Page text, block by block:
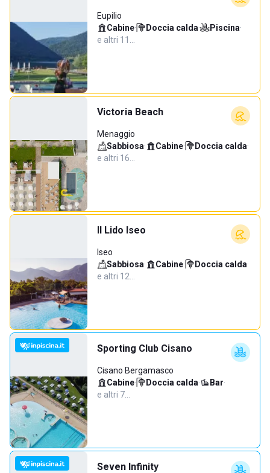
Eupilio
Cabine· Doccia calda· Piscina·
e altri 11…
Victoria Beach
Menaggio
Sabbiosa· Cabine· Doccia calda·
e altri 16…
Il Lido Iseo
Iseo
Sabbiosa· Cabine· Doccia calda·
e altri 12…
Sporting Club Cisano
Cisano Bergamasco
Cabine· Doccia calda· Bar·
e altri 7…
Seven Infinity